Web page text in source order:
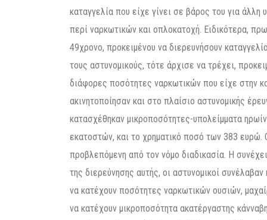
καταγγελία που είχε γίνει σε βάρος του για
περί ναρκωτικών και οπλοκατοχή. Ειδικότερα,
49χρονο, προκειμένου να διερευνήσουν
τους αστυνομικούς, τότε άρχισε να τρέχει,
διάφορες ποσότητες ναρκωτικών που είχε στην
ακινητοποίησαν και στο πλαίσιο αστυνομικής
κατασχέθηκαν μικροποσότητες-υπολείμματα
εκατοστών, και το χρηματικό ποσό των 383 ευρώ.
προβλεπόμενη από τον νόμο διαδικασία. Η
της διερεύνησης αυτής, οι αστυνομικοί
να κατέχουν ποσότητες ναρκωτικών ουσιών,
να κατέχουν μικροποσότητα ακατέργαστης